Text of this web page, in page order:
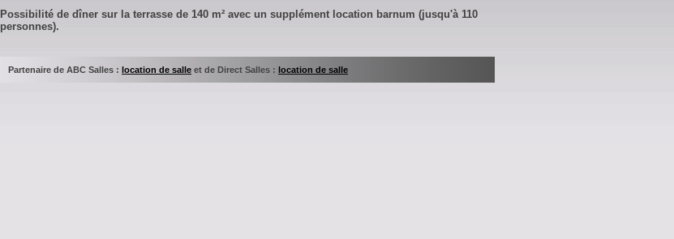
Possibilité de dîner sur la terrasse de 140 m² avec un supplément location barnum (jusqu'à 110
personnes).
Partenaire de ABC Salles : location de salle et de Direct Salles : location de salle